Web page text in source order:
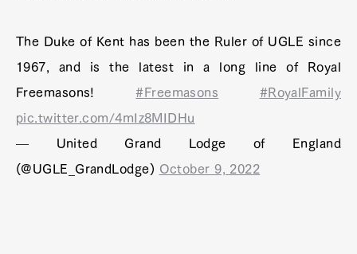
The Duke of Kent has been the Ruler of UGLE since
1967, and is the latest in a long line of Royal
Freemasons!#Freemasons
#RoyalFamily
pic.twitter.com/4mIz8MIDHu
— United Grand Lodge of England
(@UGLE_GrandLodge) October 9, 2022